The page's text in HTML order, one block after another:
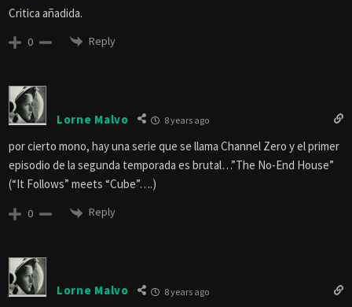
Critica añadida.
0 Reply
Lorne Malvo 8 years ago
por cierto mono, hay una serie que se llama Channel Zero y el primer
episodio de la segunda temporada es brutal…”The No-End House”
(“It Follows” meets “Cube”….)
0 Reply
Lorne Malvo 8 years ago